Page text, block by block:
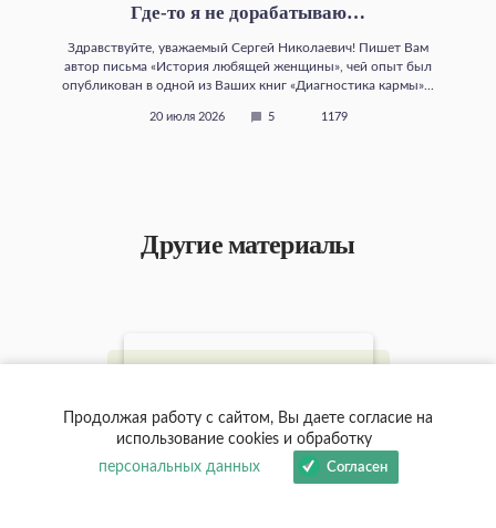
Где‑то я не дорабатываю…
Здравствуйте, уважаемый Сергей Николаевич! Пишет Вам
автор письма «История любящей женщины», чей опыт был
опубликован в одной из Ваших книг «Диагностика кармы»...
20 июля 2026 5 1179
Другие материалы
5.0
Продолжая работу с сайтом, Вы даете согласие на
использование cookies и обработку
персональных данных
Согласен